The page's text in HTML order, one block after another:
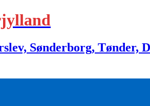
Sønderborg, Tønder,